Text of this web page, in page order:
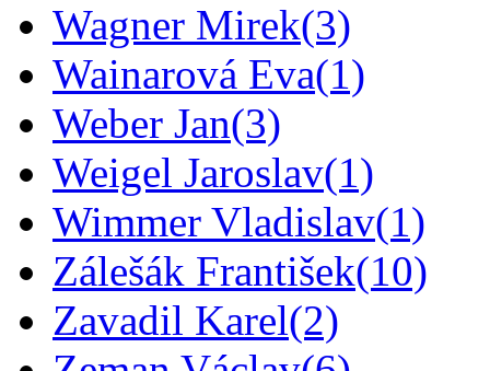
Wagner Mirek(3)
Wainarová Eva(1)
Weber Jan(3)
Weigel Jaroslav(1)
Wimmer Vladislav(1)
Zálešák František(10)
Zavadil Karel(2)